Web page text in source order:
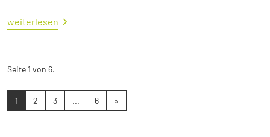
weiterlesen
Seite 1 von 6.
1 2 3 ... 6 »